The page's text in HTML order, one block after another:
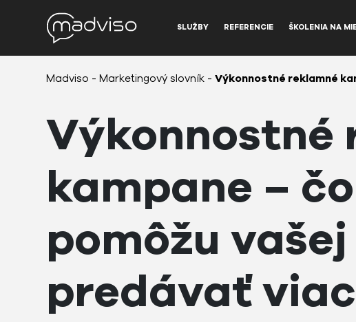
SLUŽBY REFERENCIE ŠKOLENIA NA
Madviso -Marketingový slovník -Výkonnostné reklamné
Výkonnostné
kampane –
pomôžu
predávať viac